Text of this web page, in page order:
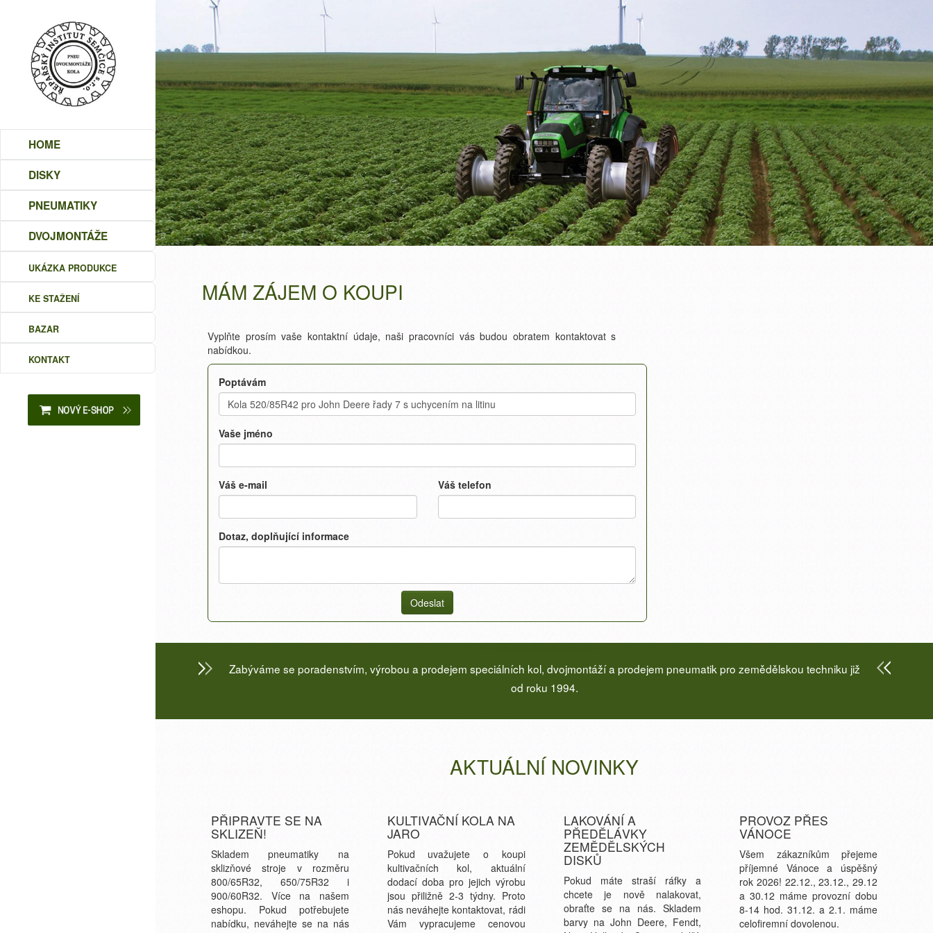
HOME
DISKY
PNEUMATIKY
DVOJMONTÁŽE
UKÁZKA PRODUKCE
KE STAŽENÍ
BAZAR
KONTAKT
MÁM ZÁJEM O KOUPI
Vyplňte prosím vaše kontaktní údaje, naši pracovníci vás budou obratem kontaktovat s
nabídkou.
Poptávám
Vaše jméno
Váš e-mail Váš telefon
Dotaz, doplňující informace
Zabýváme se poradenstvím, výrobou a prodejem speciálních kol, dvojmontáží a prodejem pneumatik pro zemědělskou techniku již
od roku 1994.
AKTUÁLNÍ NOVINKY
PŘIPRAVTE SE NA
SKLIZEŇ!
Skladem pneumatiky na
sklizňové stroje v rozměru
800/65R32, 650/75R32 i
900/60R32. Více na našem
eshopu. Pokud potřebujete
nabídku, neváhejte se na nás
KULTIVAČNÍ KOLA NA
JARO
Pokud uvažujete o koupi
kultivačních kol, aktuální
dodací doba pro jejich výrobu
jsou přiližně 2-3 týdny. Proto
nás neváhejte kontaktovat, rádi
Vám vypracujeme cenovou
LAKOVÁNÍ A
PŘEDĚLÁVKY
ZEMĚDĚLSKÝCH
DISKŮ
Pokud máte straší ráfky a
chcete je nově nalakovat,
obraťte se na nás. Skladem
barvy na John Deere, Fendt,
PROVOZ PŘES
VÁNOCE
Všem zákazníkům přejeme
příjemné Vánoce a úspěšný
rok 2026! 22.12., 23.12., 29.12
a 30.12 máme provozní dobu
8-14 hod. 31.12. a 2.1. máme
celofiremní dovolenou.